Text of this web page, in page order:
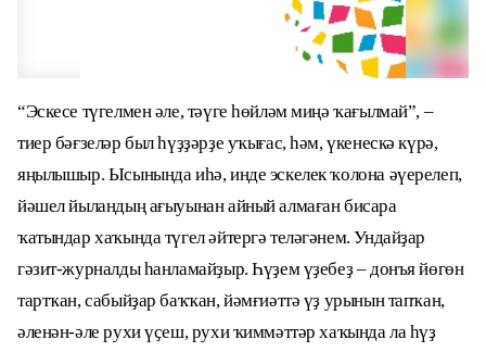
“Эскесе түгелмен әле, тәүге һөйләм миңә ҡағылмай”, ‒
тиер бәғзеләр был һүҙҙәрҙе уҡығас, һәм, үкенескә күрә,
яңылышыр. Ысынында иһә, инде эскелек ҡолона әүерелеп,
йәшел йыландың ағыуынан айный алмаған бисара
ҡатындар хаҡында түгел әйтергә теләгәнем. Ундайҙар
гәзит-журналды һанламайҙыр. Һүҙем үҙебеҙ ‒ донъя йөгөн
тартҡан, сабыйҙар баҡҡан, йәмғиәттә үҙ урынын тапҡан,
әленән-әле рухи үҫеш, рухи ҡиммәттәр хаҡында ла һүҙ